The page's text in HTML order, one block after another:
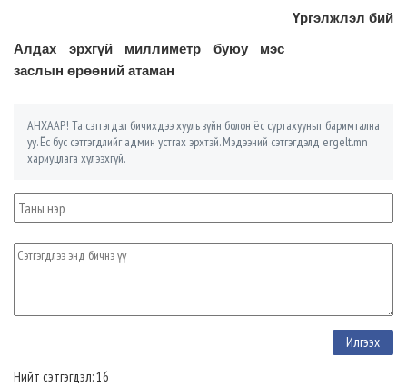
Үргэлжлэл бий
Алдах эрхгүй миллиметр буюу мэс
заслын өрөөний атаман
АНХААР! Та сэтгэгдэл бичихдээ хууль зүйн болон ёс суртахууныг баримтална
уу. Ёс бус сэтгэгдлийг админ устгах эрхтэй. Мэдээний сэтгэгдэлд ergelt.mn
хариуцлага хүлээхгүй.
Нийт сэтгэгдэл: 16